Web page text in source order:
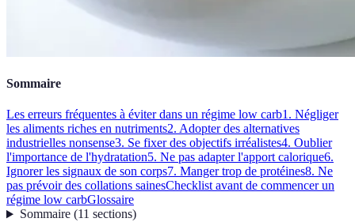
Sommaire
Les erreurs fréquentes à éviter dans un régime low carb1. Négliger
les aliments riches en nutriments2. Adopter des alternatives
industrielles nonsense3. Se fixer des objectifs irréalistes4. Oublier
l'importance de l'hydratation5. Ne pas adapter l'apport calorique6.
Ignorer les signaux de son corps7. Manger trop de protéines8. Ne
pas prévoir des collations sainesChecklist avant de commencer un
régime low carbGlossaire
Sommaire(11 sections)